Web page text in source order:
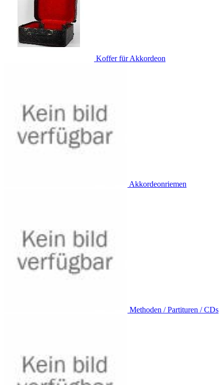
Koffer für Akkordeon
Akkordeonriemen
Methoden / Partituren / CDs